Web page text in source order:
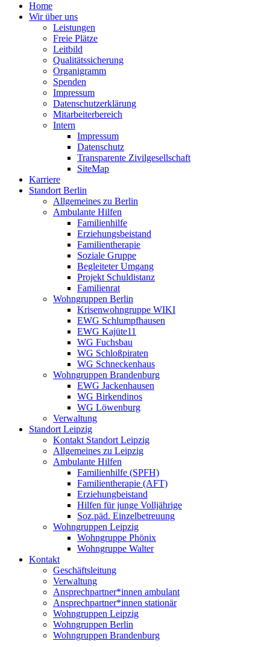
Home
Wir über uns
Leistungen
Freie Plätze
Leitbild
Qualitätssicherung
Organigramm
Spenden
Impressum
Datenschutzerklärung
Mitarbeiterbereich
Intern
Impressum
Datenschutz
Transparente Zivilgesellschaft
SiteMap
Karriere
Standort Berlin
Allgemeines zu Berlin
Ambulante Hilfen
Familienhilfe
Erziehungsbeistand
Familientherapie
Soziale Gruppe
Begleiteter Umgang
Projekt Schuldistanz
Familienrat
Wohngruppen Berlin
Krisenwohngruppe WIKI
EWG Schlumpfhausen
EWG Kajüte11
WG Fuchsbau
WG Schloßpiraten
WG Schneckenhaus
Wohngruppen Brandenburg
EWG Jackenhausen
WG Birkendinos
WG Löwenburg
Verwaltung
Standort Leipzig
Kontakt Standort Leipzig
Allgemeines zu Leipzig
Ambulante Hilfen
Familienhilfe (SPFH)
Familientherapie (AFT)
Erziehungbeistand
Hilfen für junge Volljährige
Soz.päd. Einzelbetreuung
Wohngruppen Leipzig
Wohngruppe Phönix
Wohngruppe Walter
Kontakt
Geschäftsleitung
Verwaltung
Ansprechpartner*innen ambulant
Ansprechpartner*innen stationär
Wohngruppen Leipzig
Wohngruppen Berlin
Wohngruppen Brandenburg